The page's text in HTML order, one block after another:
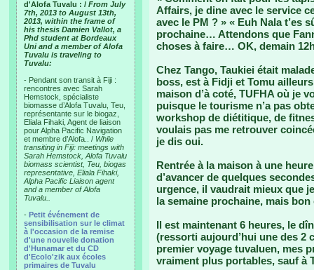
d'Alofa Tuvalu : / From July
7th, 2013 to August 13th,
2013, within the frame of
his thesis Damien Vallot, a
Phd student at Bordeaux
Uni and a member of Alofa
Tuvalu is traveling to
Tuvalu:
- Pendant son transit à Fiji :
rencontres avec Sarah
Hemstock, spécialiste
biomasse d’Alofa Tuvalu, Teu,
représentante sur le biogaz,
Eliala Fihaki, Agent de liaison
pour Alpha Pacific Navigation
et membre d’Alofa.. / While
transiting in Fiji: meetings with
Sarah Hemstock, Alofa Tuvalu
biomass scientist, Teu, biogas
representative, Eliala Fihaki,
Alpha Pacific Liaison agent
and a member of Alofa
Tuvalu..
- Petit événement de
sensibilisation sur le climat
à l'occasion de la remise
d'une nouvelle donation
d'Hunamar et du CD
d'Ecolo'zik aux écoles
primaires de Tuvalu
Affairs, je dine avec le service
avec le PM ? » « Euh Nala t’es
prochaine… Attendons que
choses à faire… OK, demain
Chez Tango, Taukiei était
boss, est à Fidji et Tomu
maison d’à coté, TUFHA où je
puisque le tourisme n’a pas
workshop de diétitique, de
voulais pas me retrouver
je dis oui.
Rentrée à la maison à une
d’avancer de quelques
urgence, il vaudrait mieux que
la semaine prochaine, mais
Il est maintenant 6 heures, le
(ressorti aujourd’hui une des 2
premier voyage tuvaluen, mes
vraiment plus portables, sauf à